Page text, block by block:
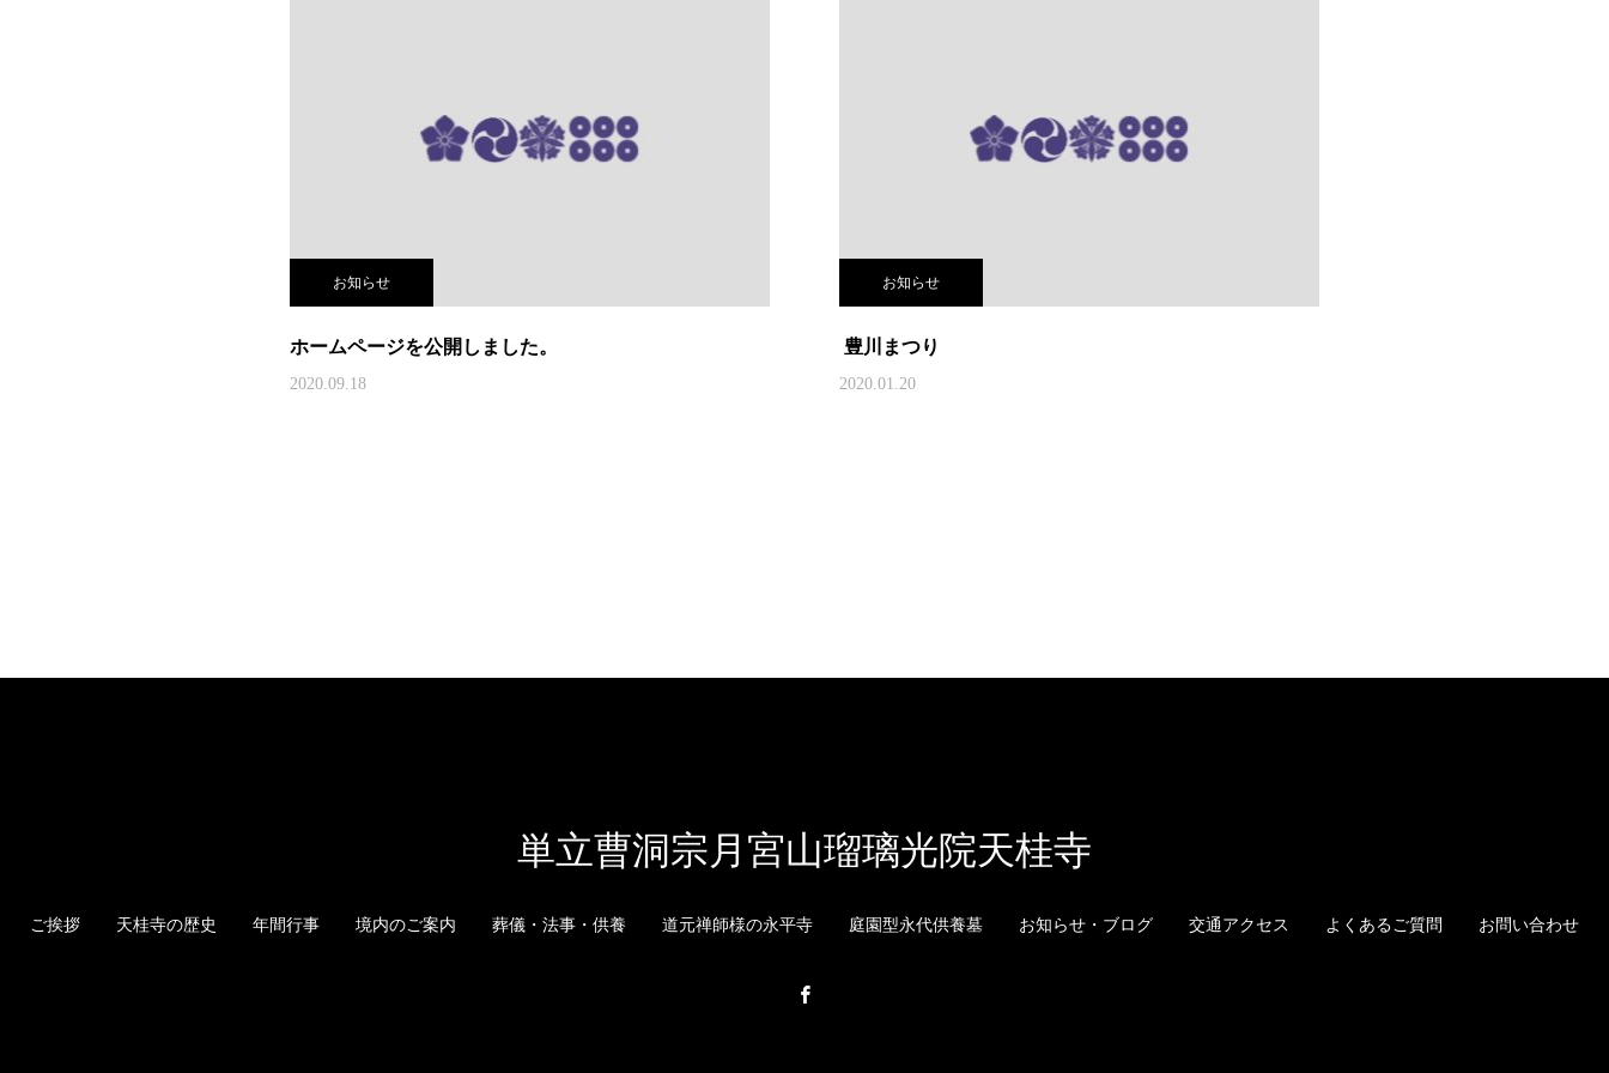
お知らせ
ホームページを公開しました。
2020.09.18
お知らせ
豊川まつり
2020.01.20
単立曹洞宗月宮山瑠璃光院天桂寺
ご挨拶 天桂寺の歴史 年間行事 境内のご案内 葬儀・法事・供養 道元禅師様の永平寺 庭園型永代供養墓 お知らせ・ブログ 交通アクセス よくあるご質問 お問い合わせ